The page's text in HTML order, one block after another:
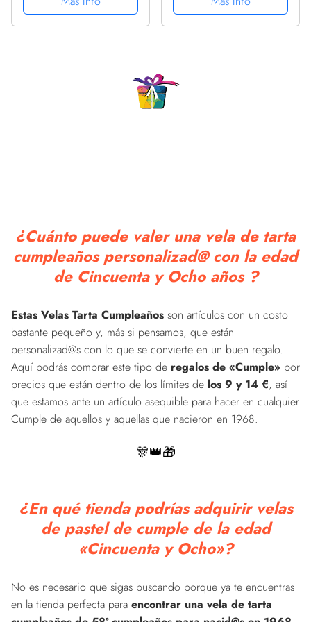
ORIGINAL Y DIVERTIDO
PARA MUJER |
Personal, Cuaderno de...
PARA HOMBRE Y MUJER
| Ideas Aniversario, Día
¿Cuánto puede valer una vela de tarta
cumpleaños personalizad@ con la edad
de Cincuenta y Ocho años ?
Estas Velas Tarta Cumpleaños son artículos con un costo
bastante pequeño y, más si pensamos, que están
personalizad@s con lo que se convierte en un buen regalo.
Aquí podrás comprar este tipo de regalos de «Cumple» por
precios que están dentro de los límites de los 9 y 14 €, así
que estamos ante un artículo asequible para hacer en cualquier
Cumple de aquellos y aquellas que nacieron en 1968.
🎊👑🎁
¿En qué tienda podrías adquirir velas
de pastel de cumple de la edad
«Cincuenta y Ocho»?
No es necesario que sigas buscando porque ya te encuentras
en la tienda perfecta para encontrar una vela de tarta